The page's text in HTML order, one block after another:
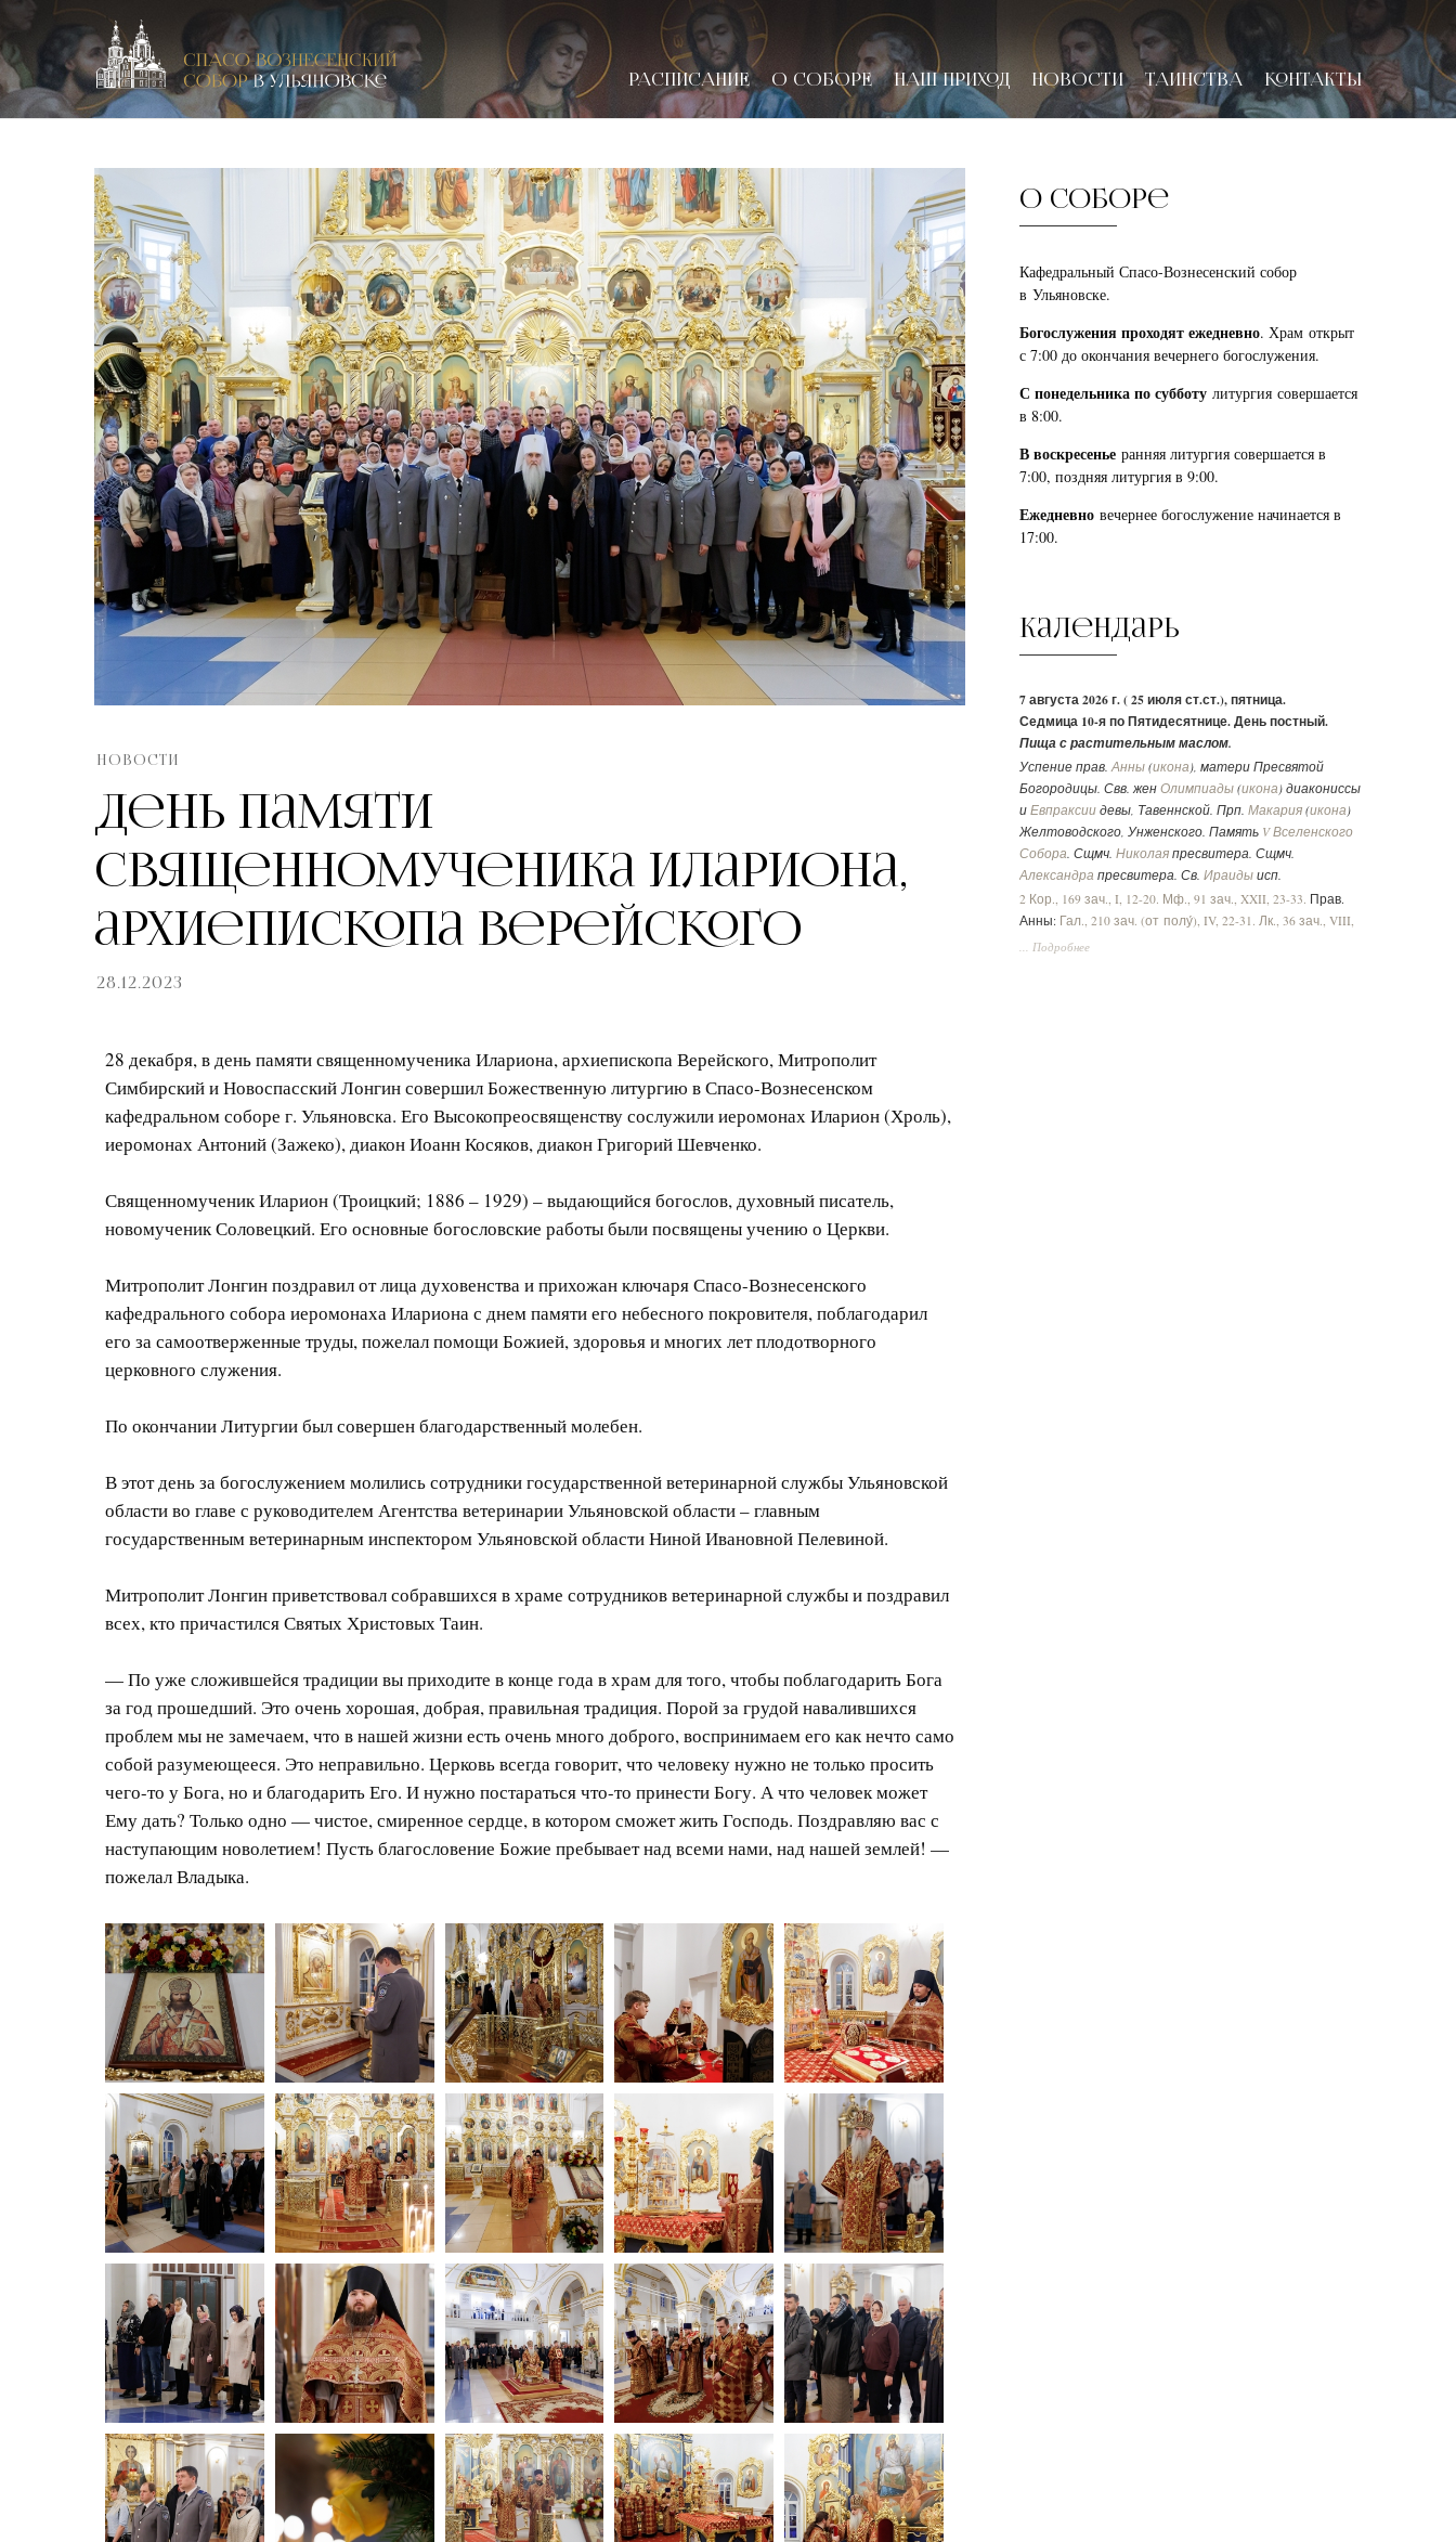
Спасо-Вознесенский кафедральный собор в Ульяновске
РАСПИСАНИЕ О СОБОРЕ НАШ ПРИХОД НОВОСТИ ТАИНСТВА КОНТАКТЫ
НОВОСТИ
День памяти
священномученика Илариона,
архиепископа Верейского
28.12.2023
28 декабря, в день памяти священномученика Илариона, архиепископа Верейского, Митрополит
Симбирский и Новоспасский Лонгин совершил Божественную литургию в Спасо-Вознесенском
кафедральном соборе г. Ульяновска. Его Высокопреосвященству сослужили иеромонах Иларион (Хроль),
иеромонах Антоний (Зажеко), диакон Иоанн Косяков, диакон Григорий Шевченко.
Священномученик Иларион (Троицкий; 1886 – 1929) – выдающийся богослов, духовный писатель,
новомученик Соловецкий. Его основные богословские работы были посвящены учению о Церкви.
Митрополит Лонгин поздравил от лица духовенства и прихожан ключаря Спасо-Вознесенского
кафедрального собора иеромонаха Илариона с днем памяти его небесного покровителя, поблагодарил
его за самоотверженные труды, пожелал помощи Божией, здоровья и многих лет плодотворного
церковного служения.
По окончании Литургии был совершен благодарственный молебен.
В этот день за богослужением молились сотрудники государственной ветеринарной службы Ульяновской
области во главе с руководителем Агентства ветеринарии Ульяновской области – главным
государственным ветеринарным инспектором Ульяновской области Ниной Ивановной Пелевиной.
Митрополит Лонгин приветствовал собравшихся в храме сотрудников ветеринарной службы и поздравил
всех, кто причастился Святых Христовых Таин.
— По уже сложившейся традиции вы приходите в конце года в храм для того, чтобы поблагодарить Бога
за год прошедший. Это очень хорошая, добрая, правильная традиция. Порой за грудой навалившихся
проблем мы не замечаем, что в нашей жизни есть очень много доброго, воспринимаем его как нечто само
собой разумеющееся. Это неправильно. Церковь всегда говорит, что человеку нужно не только просить
чего-то у Бога, но и благодарить Его. И нужно постараться что-то принести Богу. А что человек может
Ему дать? Только одно — чистое, смиренное сердце, в котором сможет жить Господь. Поздравляю вас с
наступающим новолетием! Пусть благословение Божие пребывает над всеми нами, над нашей землей! —
пожелал Владыка.
О соборе
Кафедральный Спасо-Вознесенский собор
в Ульяновске.
Богослужения проходят ежедневно. Храм открыт
с 7:00 до окончания вечернего богослужения.
С понедельника по субботулитургия совершается
в 8:00.
В воскресеньеранняя литургия совершается в
7:00, поздняя литургия в 9:00.
Ежедневновечернее богослужение начинается в
17:00.
Календарь
7 августа 2026 г. ( 25 июля ст.ст.), пятница.
Седмица 10-я по Пятидесятнице. День постный.
Пища с растительным маслом.
Успение прав.Анны (икона), матери Пресвятой
Богородицы. Свв. женОлимпиады (икона) диакониссы
иЕвпраксии девы, Тавеннской. Прп.Макария (икона)
Желтоводского, Унженского. Память V Вселенского
Собора. Сщмч.Николая пресвитера. Сщмч.
Александра пресвитера. Св.Ираиды исп.
2 Кор., 169 зач., I, 12-20. Мф., 91 зач., XXII, 23-33. Прав.
Анны: Гал., 210 зач. (от полу́), IV, 22-31. Лк., 36 зач., VIII,
16-21.
... Подробнее